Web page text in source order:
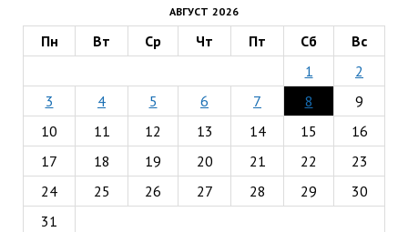
АВГУСТ 2026
Пн Вт Ср Чт Пт Сб
Вс
1
2
3
4 5 6 7 8
9
10
11 12 13 14 15
16
17
18 19 20 21 22
23
24
25 26 27 28 29
30
31